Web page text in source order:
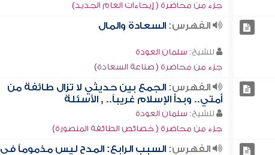
جزء من محاضرة ( إيحاءات العام الجديد)
الفهرس: السعادة والمال
للشيخ: سلمان العودة
جزء من محاضرة ( صناعة السعادة)
الفهرس: الجمع بين حديثي لا تزال طائفة من
أمتي.. وبدأ الإسلام غريباً.. , الأسئلة
للشيخ: سلمان العودة
جزء من محاضرة ( خصائص الطائفة المنصورة)
الفهرس: السبب الرابع: المدح ليس مذموماً في